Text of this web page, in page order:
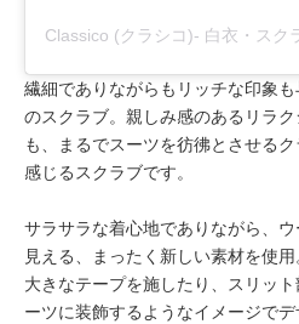
繊細でありながらもリッチな印象
のスクラブ。親しみ感のあるリラ
も、まるでスーツを彷彿とさせる
感じるスクラブです。
サラサラな着心地でありながら、
見える、まったく新しい素材を使
大きなテープを施したり、スリッ
ーツに装飾するようなイメージでデ